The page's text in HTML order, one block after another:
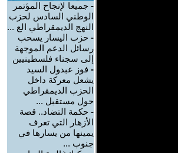
- جميعا لإنجاح المؤتمر
الوطني السادس لحزب
النهج الديمقراطي الع ...
- حزب اليسار يسحب
رسائل الدعم الموجهة
إلى سجناء فلسطينيين
- فوز عبدول السيد
يشعل معركة داخل
الحزب الديمقراطي
حول مستقبل ...
- حكمة التضاد.. قصة
الأزهار التي تعرف
يمينها من يسارها في
جنوب ...